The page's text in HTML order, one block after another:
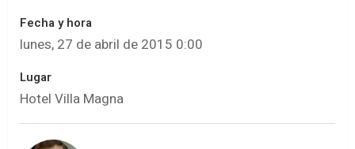
Fecha y hora
lunes, 27 de abril de 2015 0:00
Lugar
Hotel Villa Magna